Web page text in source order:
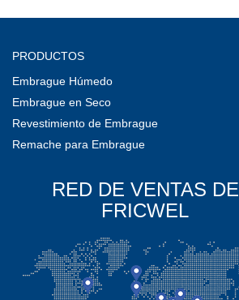
PRODUCTOS
Embrague Húmedo
Embrague en Seco
Revestimiento de Embrague
Remache para Embrague
RED DE VENTAS DE
FRICWEL